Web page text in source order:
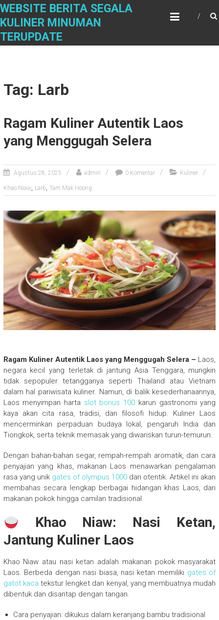
Skip
content
WEBSITE BERITA SEGALA
KULINER MINUMAN
TERUPDATE
Tag: Larb
Ragam Kuliner Autentik Laos
yang Menggugah Selera
Agustus 28, 2025 admin 0 Komentar Kuliner
Khao Niaw, Larb, Tam Mak Hoong
Ragam Kuliner Autentik Laos yang Menggugah Selera – Laos,
negara kecil yang terletak di jantung Asia Tenggara, mungkin
tidak sepopuler tetangganya seperti Thailand atau Vietnam
dalam hal pariwisata kuliner. Namun, di balik kesederhanaannya,
Laos menyimpan harta slot bonus 100 karun gastronomi yang
kaya akan cita rasa, tradisi, dan filosofi hidup. Kuliner Laos
mencerminkan perpaduan budaya lokal, pengaruh India dan
Tiongkok, serta teknik memasak yang diwariskan turun-temurun.
Dengan bahan-bahan segar, rempah-rempah aromatik, dan cara
penyajian yang khas, makanan Laos menawarkan pengalaman
rasa yang unik gates of olympus 1000 dan otentik. Artikel ini akan
membahas secara lengkap berbagai hidangan khas Laos, dari
makanan pokok hingga camilan tradisional.
Khao Niaw: Nasi Ketan,
Jantung Kuliner Laos
Khao Niaw atau nasi ketan adalah makanan pokok masyarakat
Laos. Berbeda dengan nasi biasa, nasi ketan memiliki gates of
gatot kaca tekstur lengket dan kenyal, yang membuatnya mudah
dibentuk dan disantap dengan tangan.
Cara penyajian: dikukus dalam keranjang bambu tradisional